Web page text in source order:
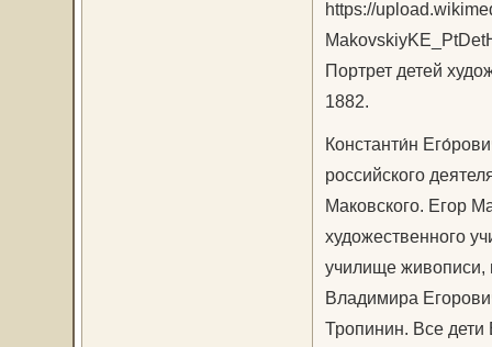
Портрет детей
1882.
Константи́н
российского
Маковского. Егор
художественного
училище живописи,
Владимира
Тропинин. Все